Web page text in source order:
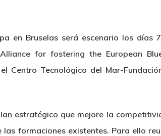
en Bruselas será escenario los
for fostering the European
Centro Tecnológico del Mar-
estratégico que mejore la
formaciones existentes. Para ello